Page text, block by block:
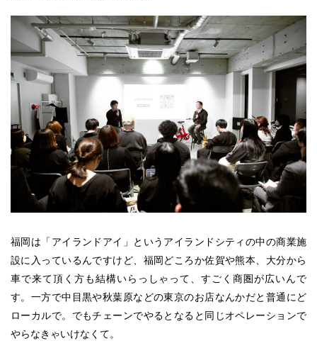
福岡は「アイランドアイ」というアイランドシティの中の商業施
設に入っているんですけど、福岡どころか佐賀や熊本、大分から
車で来て頂く方も結構いらっしゃって、すごく商圏が広いんで
す。一方で中目黒や秋葉原などの東京のお店なんかだと普通にど
ローカルで。でもチェーンでやるとなると同じオペレーションで
やらなきゃいけなくて。